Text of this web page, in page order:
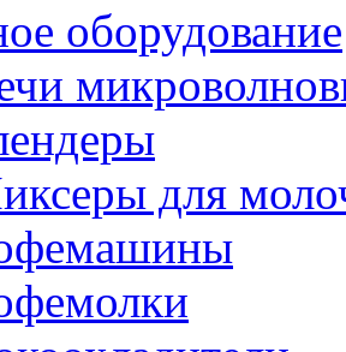
оборудование
для